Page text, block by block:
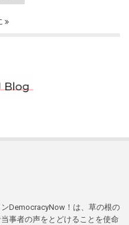
DemocracyNow！は、草の根の
事者の声をとどけることを使命